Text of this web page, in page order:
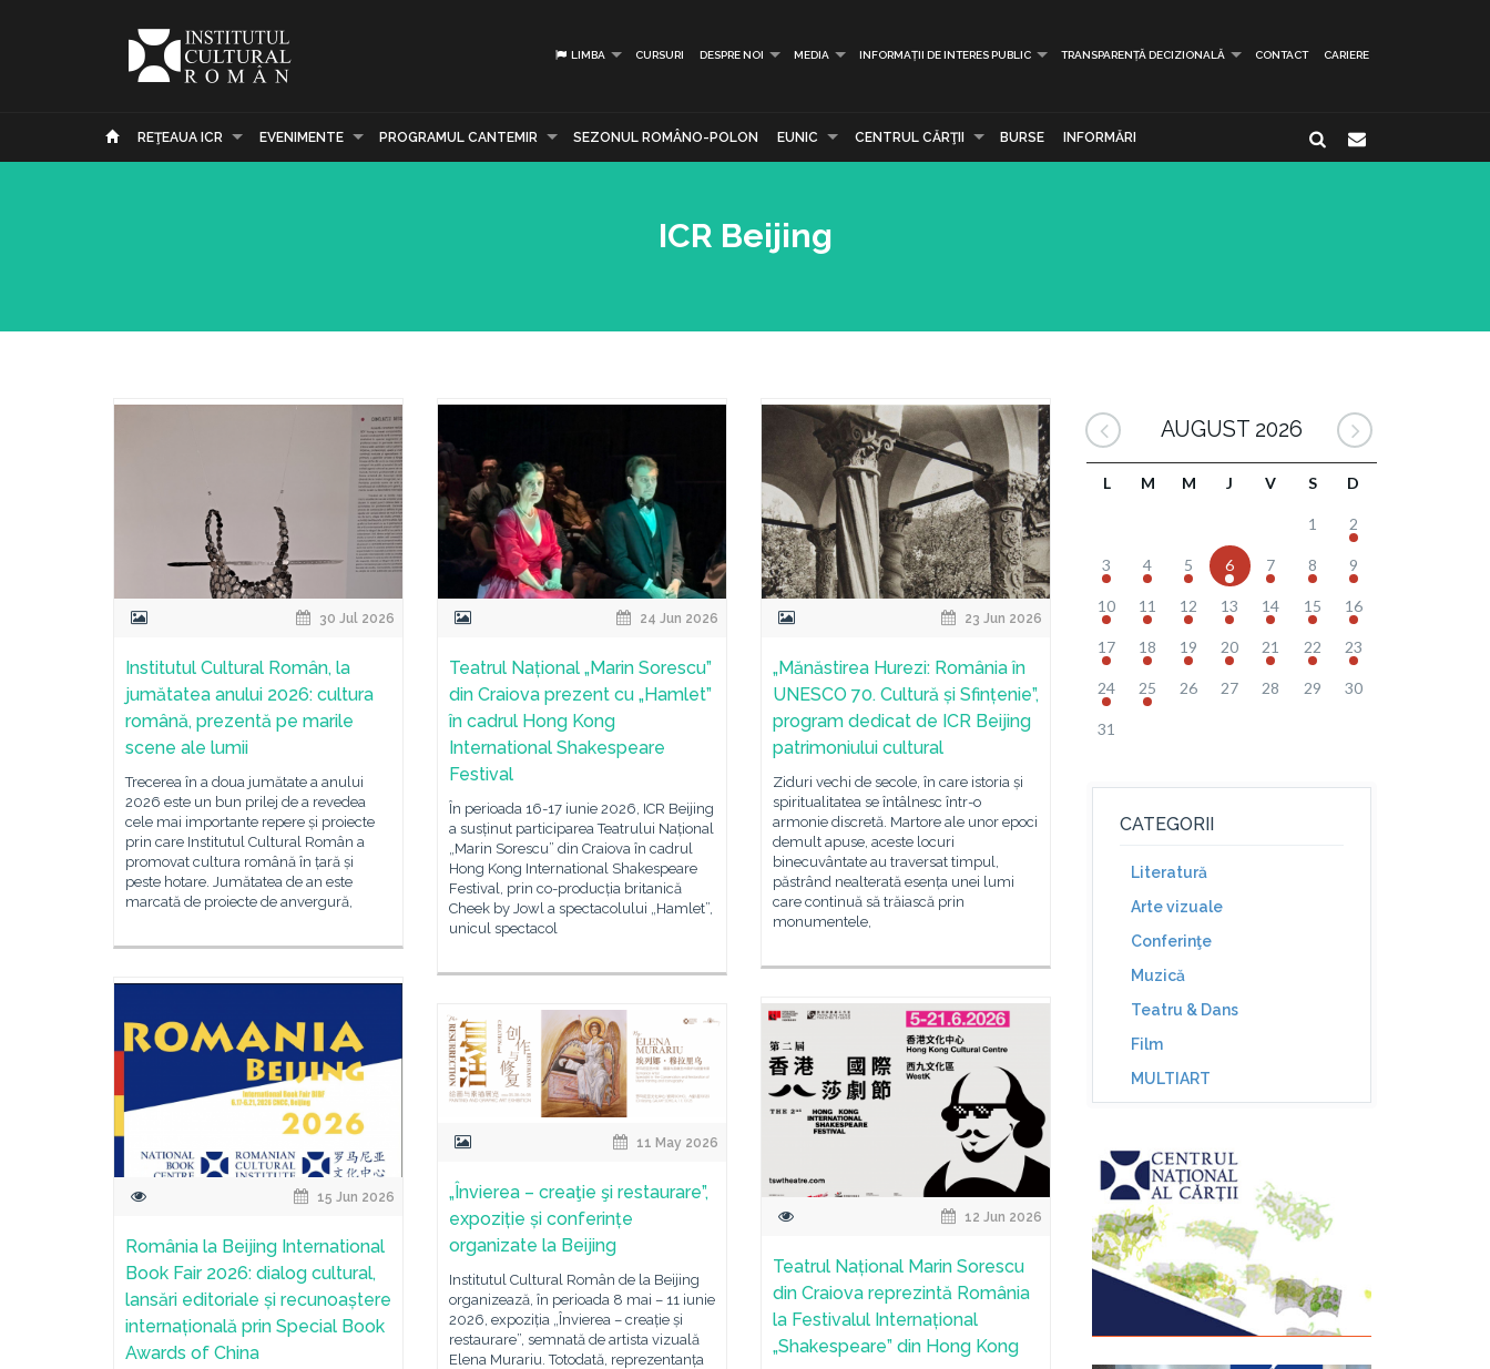
LIMBA CURSURI DESPRE NOI MEDIA INFORMAȚII DE INTERES PUBLIC TRANSPARENȚĂ DECIZIONALĂ CONTACT CARIERE
REŢEAUA ICR EVENIMENTE PROGRAMUL CANTEMIR SEZONUL ROMÂNO-POLON EUNIC CENTRUL CĂRŢII BURSE INFORMĂRI
ICR Beijing
30 Jul 2026
Institutul Cultural Român, la
jumătatea anului 2026: cultura
română, prezentă pe marile
scene ale lumii
Trecerea în a doua jumătate a anului
2026 este un bun prilej de a revedea
cele mai importante repere și proiecte
prin care Institutul Cultural Român a
promovat cultura română în țară și
peste hotare. Jumătatea de an este
marcată de proiecte de anvergură,
24 Jun 2026
Teatrul Național „Marin Sorescu”
din Craiova prezent cu „Hamlet”
în cadrul Hong Kong
International Shakespeare
Festival
În perioada 16-17 iunie 2026, ICR Beijing
a susținut participarea Teatrului Național
„Marin Sorescu” din Craiova în cadrul
Hong Kong International Shakespeare
Festival, prin co-producția britanică
Cheek by Jowl a spectacolului „Hamlet”,
unicul spectacol
23 Jun 2026
„Mănăstirea Hurezi: România în
UNESCO 70. Cultură și Sfințenie”,
program dedicat de ICR Beijing
patrimoniului cultural
Ziduri vechi de secole, în care istoria și
spiritualitatea se întâlnesc într-o
armonie discretă. Martore ale unor epoci
demult apuse, aceste locuri
binecuvântate au traversat timpul,
păstrând nealterată esența unei lumi
care continuă să trăiască prin
monumentele,
15 Jun 2026
România la Beijing International
Book Fair 2026: dialog cultural,
lansări editoriale și recunoaștere
internațională prin Special Book
Awards of China
12 Jun 2026
Teatrul Național Marin Sorescu
din Craiova reprezintă România
la Festivalul Internațional
„Shakespeare” din Hong Kong
11 May 2026
„Învierea – creaţie şi restaurare”,
expoziție și conferințe
organizate la Beijing
Institutul Cultural Român de la Beijing
organizează, în perioada 8 mai – 11 iunie
2026, expoziția „Învierea – creație și
restaurare”, semnată de artista vizuală
Elena Murariu. Totodată, reprezentanța
AUGUST 2026
L M M J V S D
1 2
3 4 5 6 7 8 9
10 11 12 13 14 15 16
17 18 19 20 21 22 23
24 25 26 27 28 29 30
31
CATEGORII
Literatură
Arte vizuale
Conferinţe
Muzică
Teatru & Dans
Film
MULTIART